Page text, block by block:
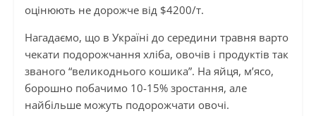
оцінюють не дорожче від $4200/т.
Нагадаємо, що в Україні до середини травня варто
чекати подорожчання хліба, овочів і продуктів так
званого “великоднього кошика”. На яйця, м’ясо,
борошно побачимо 10-15% зростання, але
найбільше можуть подорожчати овочі.